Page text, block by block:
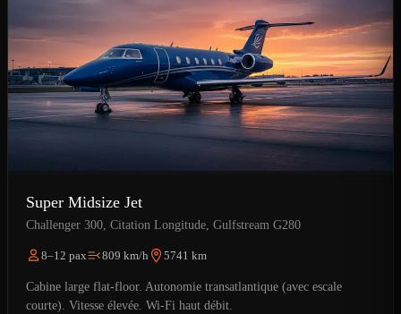
Super Midsize Jet
Challenger 300, Citation Longitude, Gulfstream G280
8–12 pax 809 km/h 5741 km
Cabine large flat-floor. Autonomie transatlantique (avec escale
courte). Vitesse élevée. Wi-Fi haut débit.